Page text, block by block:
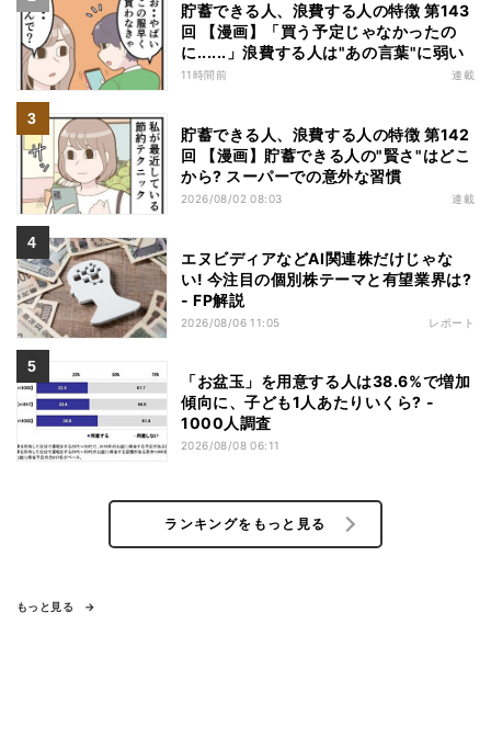
貯蓄できる人、浪費する人の特徴 第143
回 【漫画】「買う予定じゃなかったの
に......」浪費する人は"あの言葉"に弱い
11時間前 連載
貯蓄できる人、浪費する人の特徴 第142
回 【漫画】貯蓄できる人の"賢さ"はどこ
から? スーパーでの意外な習慣
2026/08/02 08:03 連載
エヌビディアなどAI関連株だけじゃな
い! 今注目の個別株テーマと有望業界は?
- FP解説
2026/08/06 11:05 レポート
「お盆玉」を用意する人は38.6%で増加
傾向に、子ども1人あたりいくら? -
1000人調査
2026/08/08 06:11
ランキングをもっと見る
もっと見る